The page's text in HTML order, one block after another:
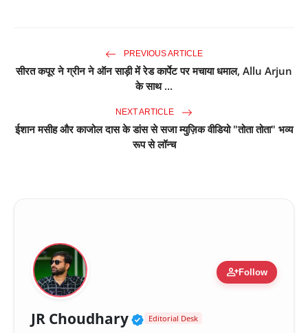
PREVIOUS ARTICLE
सीरत कपूर ने ग्रीन ने ऑन साड़ी में रेड कार्पेट पर मचाया धमाल, Allu Arjun
के साथ ...
NEXT ARTICLE
ईशान मसीह और काजोल दास के डांस से सजा म्युज़िक वीडियो "तोता तोता" भव्य
रूप से लॉन्च
person_addFollow
JR Choudhary Verified Public Figure
Editorial Desk